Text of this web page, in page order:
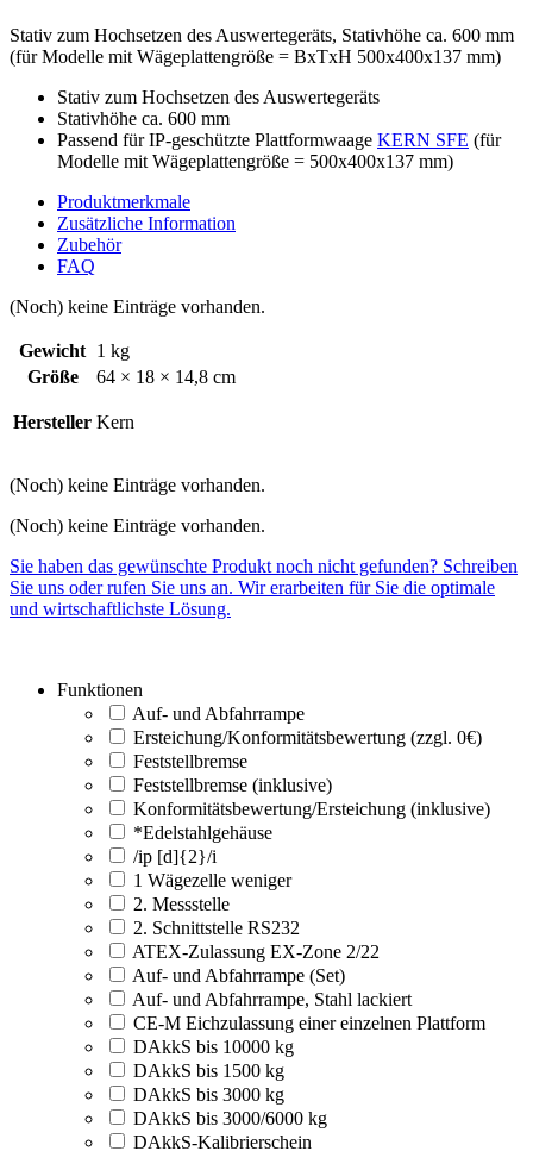
Stativ zum Hochsetzen des Auswertegeräts, Stativhöhe ca. 600 mm
(für Modelle mit Wägeplattengröße = BxTxH 500x400x137 mm)
Stativ zum Hochsetzen des Auswertegeräts
Stativhöhe ca. 600 mm
Passend für IP-geschützte Plattformwaage KERN SFE (für
Modelle mit Wägeplattengröße = 500x400x137 mm)
Produktmerkmale
Zusätzliche Information
Zubehör
FAQ
(Noch) keine Einträge vorhanden.
Gewicht 1 kg
Größe
64 × 18 × 14,8 cm
Hersteller Kern
(Noch) keine Einträge vorhanden.
(Noch) keine Einträge vorhanden.
Sie haben das gewünschte Produkt noch nicht gefunden? Schreiben
Sie uns oder rufen Sie uns an. Wir erarbeiten für Sie die optimale
und wirtschaftlichste Lösung.
Funktionen
Auf- und Abfahrrampe
Ersteichung/Konformitätsbewertung (zzgl. 0€)
Feststellbremse
Feststellbremse (inklusive)
Konformitätsbewertung/Ersteichung (inklusive)
*Edelstahlgehäuse
/ip [d]{2}/i
1 Wägezelle weniger
2. Messstelle
2. Schnittstelle RS232
ATEX-Zulassung EX-Zone 2/22
Auf- und Abfahrrampe (Set)
Auf- und Abfahrrampe, Stahl lackiert
CE-M Eichzulassung einer einzelnen Plattform
DAkkS bis 10000 kg
DAkkS bis 1500 kg
DAkkS bis 3000 kg
DAkkS bis 3000/6000 kg
DAkkS-Kalibrierschein